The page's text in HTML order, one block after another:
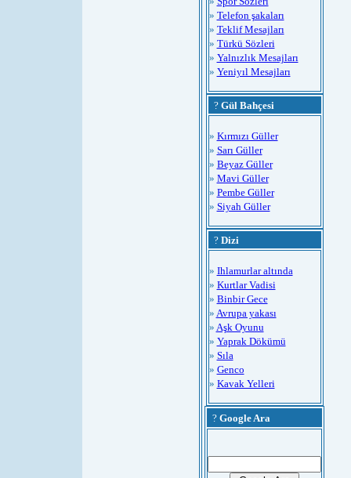
» Telefon şakaları
» Teklif Mesajları
» Türkü Sözleri
» Yalnızlık Mesajları
» Yeniyıl Mesajları
? Gül Bahçesi
» Kırmızı Güller
» Sarı Güller
» Beyaz Güller
» Mavi Güller
» Pembe Güller
» Siyah Güller
? Dizi
» Ihlamurlar altında
» Kurtlar Vadisi
» Binbir Gece
» Avrupa yakası
» Aşk Oyunu
» Yaprak Dökümü
» Sıla
» Genco
» Kavak Yelleri
? Google Ara